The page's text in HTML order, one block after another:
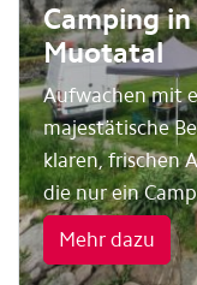
Camping
Muotatal
Aufwachen mit
majestätische
klaren, frischen
die nur ein
Mehr dazu